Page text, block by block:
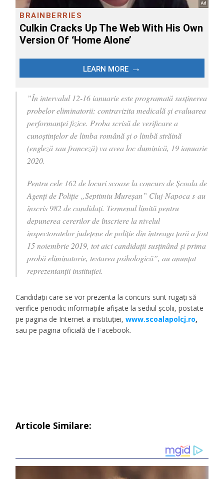
”În intervalul 12-16 ianuarie este programată susținerea
probelor eliminatorii: contravizita medicală și evaluarea
performanței fizice. Proba scrisă de verificare a
cunoștințelor de limba română și o limbă străină
(engleză sau franceză) va avea loc duminică, 19 ianuarie
2020.
Pentru cele 162 de locuri scoase la concurs de Şcoala de
Agenţi de Poliţie „Septimiu Mureşan” Cluj-Napoca s-au
înscris 982 de candidați. Termenul limită pentru
depunerea cererilor de înscriere la nivelul
inspectoratelor județene de poliție din întreaga țară a fost
15 noiembrie 2019, tot aici candidații susținând și prima
probă eliminatorie, testarea psihologică”, au anunțat
reprezentanții instituției.
Candidații care se vor prezenta la concurs sunt rugați să
verifice periodic informațiile afișate la sediul școlii, postate
pe pagina de Internet a instituției,www.scoalapolcj.ro,
sau pe pagina oficială de Facebook.
Articole Similare: